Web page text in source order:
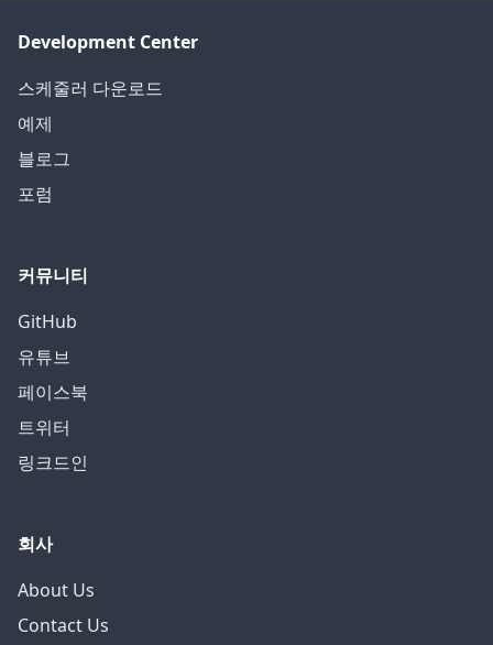
Development Center
스케줄러 다운로드
예제
블로그
포럼
커뮤니티
GitHub
유튜브
페이스북
트위터
링크드인
회사
About Us
Contact Us